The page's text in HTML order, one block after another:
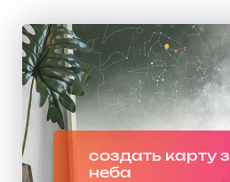
создать карту
неба